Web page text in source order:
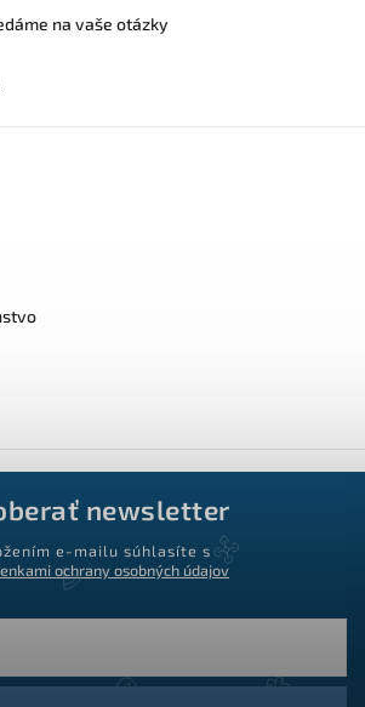
na vaše otázky
newsletter
e-mailu súhlasíte s
ochrany osobných údajov